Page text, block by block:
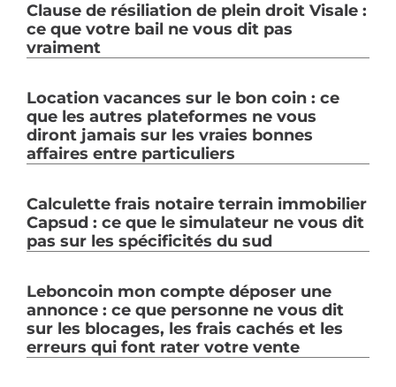
Clause de résiliation de plein droit Visale :
ce que votre bail ne vous dit pas
vraiment
Location vacances sur le bon coin : ce
que les autres plateformes ne vous
diront jamais sur les vraies bonnes
affaires entre particuliers
Calculette frais notaire terrain immobilier
Capsud : ce que le simulateur ne vous dit
pas sur les spécificités du sud
Leboncoin mon compte déposer une
annonce : ce que personne ne vous dit
sur les blocages, les frais cachés et les
erreurs qui font rater votre vente